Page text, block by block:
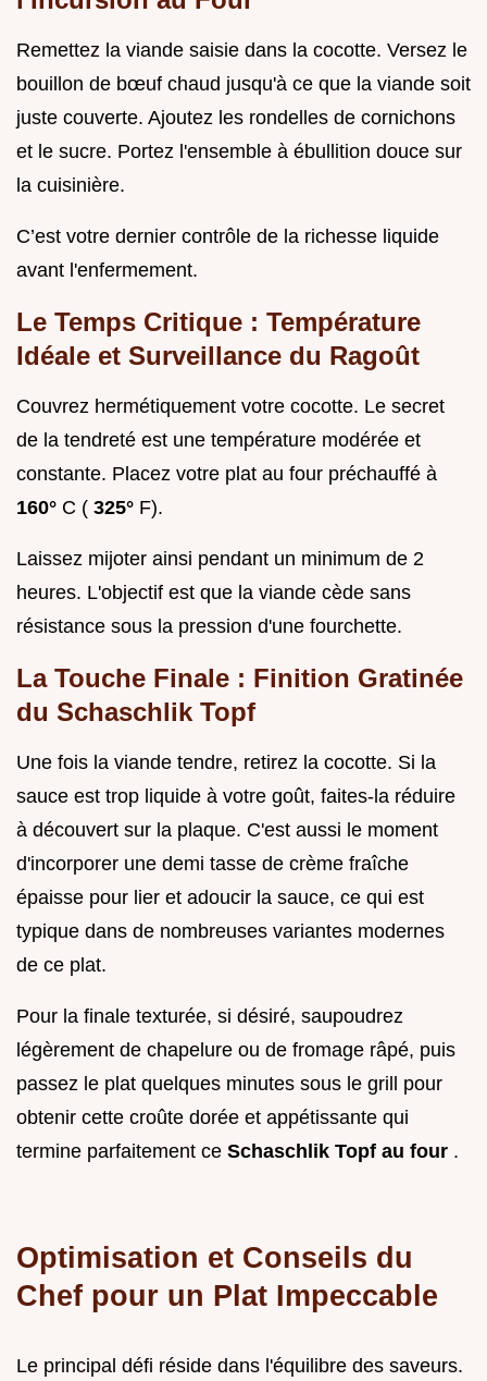
Remettez la viande saisie dans la cocotte. Versez le
bouillon de bœuf chaud jusqu'à ce que la viande soit
juste couverte. Ajoutez les rondelles de cornichons
et le sucre. Portez l'ensemble à ébullition douce sur
la cuisinière.
C’est votre dernier contrôle de la richesse liquide
avant l'enfermement.
Le Temps Critique : Température
Idéale et Surveillance du Ragoût
Couvrez hermétiquement votre cocotte. Le secret
de la tendreté est une température modérée et
constante. Placez votre plat au four préchauffé à
160° C ( 325° F).
Laissez mijoter ainsi pendant un minimum de 2
heures. L'objectif est que la viande cède sans
résistance sous la pression d'une fourchette.
La Touche Finale : Finition Gratinée
du Schaschlik Topf
Une fois la viande tendre, retirez la cocotte. Si la
sauce est trop liquide à votre goût, faites-la réduire
à découvert sur la plaque. C'est aussi le moment
d'incorporer une demi tasse de crème fraîche
épaisse pour lier et adoucir la sauce, ce qui est
typique dans de nombreuses variantes modernes
de ce plat.
Pour la finale texturée, si désiré, saupoudrez
légèrement de chapelure ou de fromage râpé, puis
passez le plat quelques minutes sous le grill pour
obtenir cette croûte dorée et appétissante qui
termine parfaitement ce Schaschlik Topf au four .
Optimisation et Conseils du
Chef pour un Plat Impeccable
Le principal défi réside dans l'équilibre des saveurs.